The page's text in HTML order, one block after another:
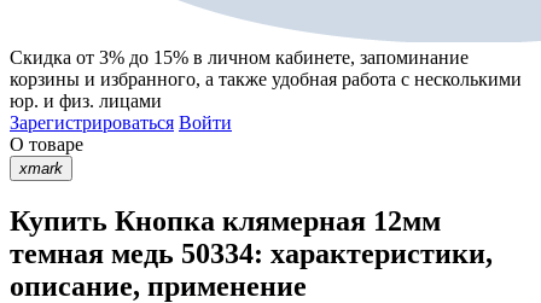
Скидка от 3% до 15% в личном кабинете, запоминание
корзины и избранного, а также удобная работа с несколькими
юр. и физ. лицами
Зарегистрироваться Войти
О товаре
xmark
Купить Кнопка клямерная 12мм
темная медь 50334: характеристики,
описание, применение